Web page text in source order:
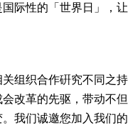
际性的「世界日」，让
组织合作硏究不同之持
改革的先驱，带动不但
我们诚邀您加入我们的